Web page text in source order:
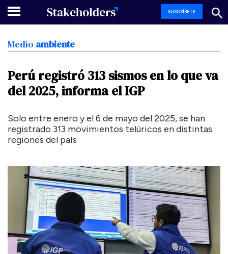
SUSCRÍBETE
Medio ambiente
Perú registró 313 sismos enlo queva
del 2025,informa elIGP
Solo entre enero y el 6 de mayo del 2025, se han
registrado 313 movimientos telúricos en distintas
regiones del país